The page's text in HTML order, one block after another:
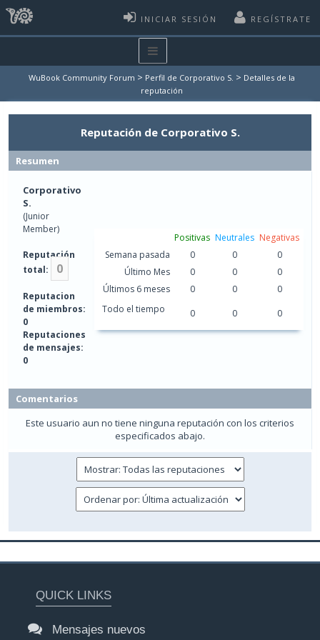
INICIAR SESIÓN REGÍSTRATE
WuBook Community Forum > Perfil de Corporativo S. > Detalles de la
reputación
Reputación de Corporativo S.
Resumen
Corporativo
S.
(Junior
Member)
Reputación
total:
0
Reputacion
de miembros:
0
Reputaciones
de mensajes:
0
Positivas Neutrales Negativas
Semana pasada
0 0
0
Último Mes
0 0
0
Últimos 6 meses
0 0
0
Todo el tiempo
0 0 0
Comentarios
Este usuario aun no tiene ninguna reputación con los criterios
especificados abajo.
QUICK LINKS
Mensajes nuevos